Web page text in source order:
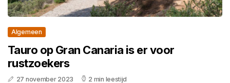
Algemeen
Tauro op Gran Canaria is er voor
rustzoekers
27 november 2023 2 min leestijd